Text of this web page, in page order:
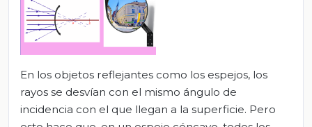
En los objetos reflejantes como los espejos, los
rayos se desvían con el mismo ángulo de
incidencia con el que llegan a la superficie. Pero